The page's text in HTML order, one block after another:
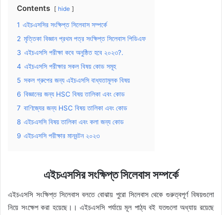
Contents hide
1 এইচএসসির সংক্ষিপ্ত সিলেবাস সম্পর্কে
2 মৃত্তিকা বিজ্ঞান প্রথম পত্র সংক্ষিপ্ত সিলেবাস পিডিএফ
3 এইচএসসি পরীক্ষা কবে অনুষ্ঠিত হবে ২০২৩?.
4 এইচএসসি পরীক্ষার সকল বিষয় কোড সমূহ
5 সকল গ্রুপের জন্য এইচএসসি বাধ্যতামূলক বিষয়
6 বিজ্ঞানের জন্য HSC বিষয় তালিকা এবং কোড
7 বাণিজ্যের জন্য HSC বিষয় তালিকা এবং কোড
8 এইচএসসি বিষয় তালিকা এবং কলা জন্য কোড
9 এইচএসসি পরীক্ষার মানবন্টন ২০২৩
এইচএসসির সংক্ষিপ্ত সিলেবাস সম্পর্কে
এইচএসসি সংক্ষিপ্ত সিলেবাস বলতে বোঝায় পুরো সিলেবাস থেকে গুরুত্বপূর্ণ বিষয়গুলো
নিয়ে সংক্ষেপ করা হয়েছে।। এইচএসসি পর্যায়ে মূল পাঠ্য বই যতগুলো অধ্যায় রয়েছে